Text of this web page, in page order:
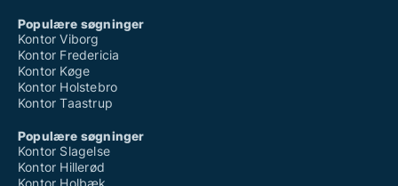
Populære søgninger
Kontor Viborg
Kontor Fredericia
Kontor Køge
Kontor Holstebro
Kontor Taastrup
Populære søgninger
Kontor Slagelse
Kontor Hillerød